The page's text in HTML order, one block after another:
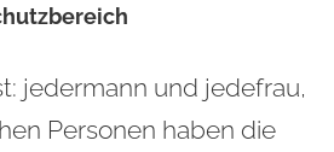
jedermann und jedefrau,
Personen haben die